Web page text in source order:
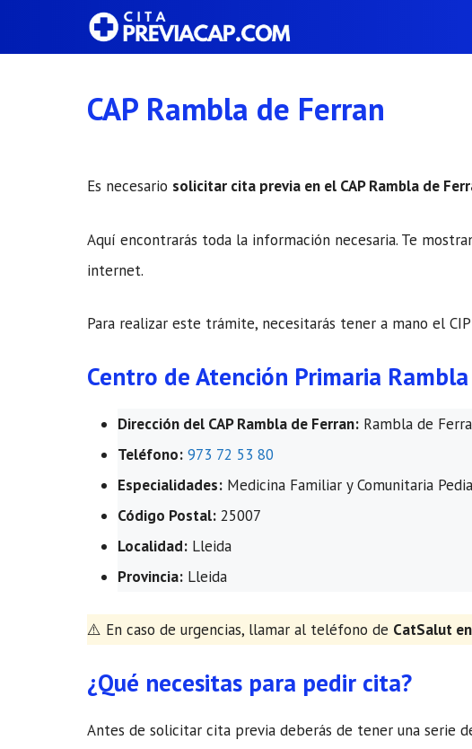
CAP Rambla de Ferran
Es necesario solicitar cita previa en el CAP Rambla de
Aquí encontrarás toda la información necesaria. Te
internet.
Para realizar este trámite, necesitarás tener a mano el
Centro de Atención Primaria
Dirección del CAP Rambla de Ferran: Rambla de
Teléfono: 973 72 53 80
Especialidades: Medicina Familiar y Comunitaria
Código Postal: 25007
Localidad: Lleida
Provincia: Lleida
​⚠️ En caso de urgencias, llamar al teléfono de CatSalut
¿Qué necesitas para pedir cita?
Antes de solicitar cita previa deberás de tener una serie